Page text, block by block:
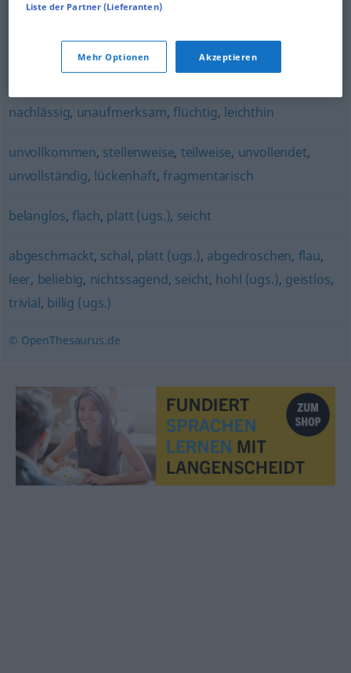
scheinbar
nachlässig, unaufmerksam,flüchtig, leichthin
unvollkommen, stellenweise, teilweise, unvollendet,
unvollständig, lückenhaft, fragmentarisch
belanglos, flach, platt (ugs.), seicht
abgeschmackt, schal, platt (ugs.), abgedroschen, flau,
leer, beliebig, nichtssagend, seicht, hohl (ugs.), geistlos,
trivial, billig (ugs.)
© OpenThesaurus.de
Liste der Partner (Lieferanten)
Mehr Optionen Akzeptieren